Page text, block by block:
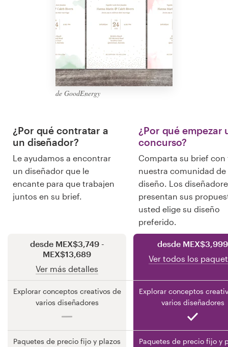
de GoodEnergy
¿Por qué contratar a
un diseñador?
Le ayudamos a encontrar
un diseñador que le
encante para que trabajen
juntos en su brief.
¿Por qué empezar
concurso?
Comparta su brief con
nuestra comunidad de
diseño. Los
presentan sus
usted elige su diseño
preferido.
desde MEX$3,749 -
MEX$13,689
Ver más detalles
desde MEX$3,999
Ver todos los
Explorar conceptos creativos de
varios diseñadores
Explorar conceptos
varios diseñadores
Paquetes de precio fijo y plazos
Paquetes de precio fijo y
Tarjeta de presentación
Diseño de páginas web
Guía de la marca
Explorar todas las categorías
Soporte
+1 877 513 9415
Centro de ayuda